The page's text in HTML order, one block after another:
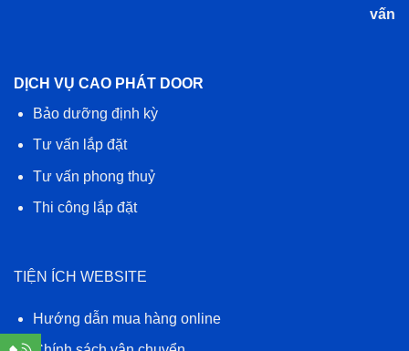
vấn
DỊCH VỤ CAO PHÁT DOOR
Bảo dưỡng định kỳ
Tư vấn lắp đặt
Tư vấn phong thuỷ
Thi công lắp đặt
TIỆN ÍCH WEBSITE
Hướng dẫn mua hàng online